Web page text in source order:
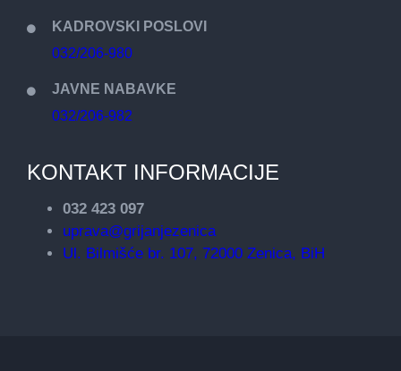
KADROVSKI POSLOVI
032/206-980
JAVNE NABAVKE
032/206-982
KONTAKT INFORMACIJE
032 423 097
uprava@grijanjezenica
Ul. Bilmišće br. 107, 72000 Zenica, BiH